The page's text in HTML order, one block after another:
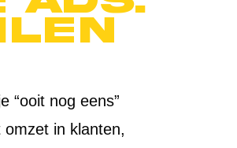
“ooit nog eens”
in klanten,